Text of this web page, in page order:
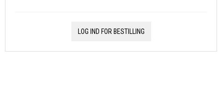
LOG IND FOR BESTILLING